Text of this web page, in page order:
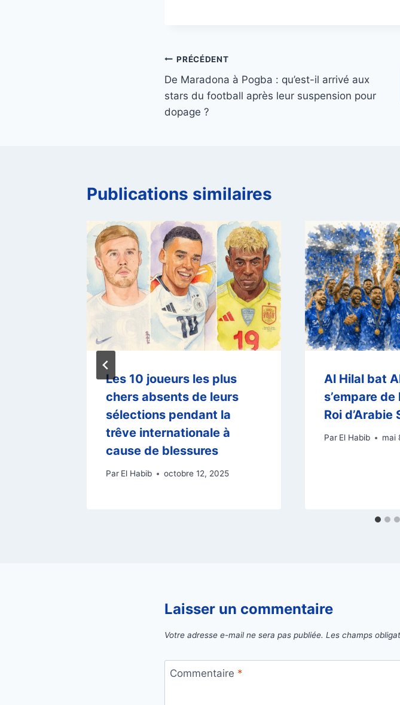
Navigation
de
l’article
PRÉCÉDENT
De Maradona à Pogba : qu’est-il arrivé aux
stars du football après leur suspension pour
dopage ?
Publications similaires
Les 10 joueurs les plus
chers absents de leurs
sélections pendant la
trêve internationale à
cause de blessures
Par El Habib octobre 12, 2025
Al Hilal bat
s’empare
Roi d’Arabie
Par El Habib mai
Laisser un commentaire
Votre adresse e-mail ne sera pas publiée. Les champs
Commentaire *